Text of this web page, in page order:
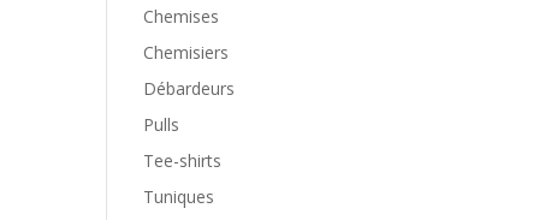
Chemises
Chemisiers
Débardeurs
Pulls
Tee-shirts
Tuniques